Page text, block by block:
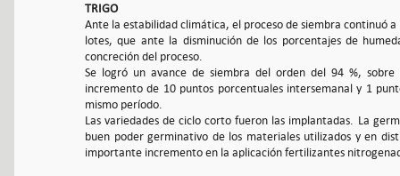
TRIGO
Ante la estabilidad climática, el proceso de siembra continuó
lotes, que ante la disminución de los porcentajes de
concreción del proceso.
Se logró un avance de siembra del orden del 94 %,
incremento de 10 puntos porcentuales intersemanal y 1
mismo período.
Las variedades de ciclo corto fueron las implantadas. La
buen poder germinativo de los materiales utilizados y en
importante incremento en la aplicación fertilizantes